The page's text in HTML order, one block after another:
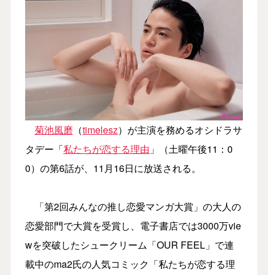
菊池風磨 （timelesz）が主演を務めるオシドラサ
タデー「私たちが恋する理由 」（土曜午後11：0
0）の第6話が、11月16日に放送される。
「第2回みんなの推し恋愛マンガ大賞」の大人の
恋愛部門で大賞を受賞し、電子書店では3000万vie
wを突破したシュークリーム「OUR FEEL」で連
載中のma2氏の人気コミック「私たちが恋する理